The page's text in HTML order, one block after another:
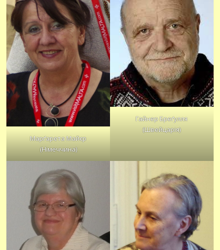
Марґарета Майєр
(Німеччина)
Гайнер Бреґулля
(Швейцарія)